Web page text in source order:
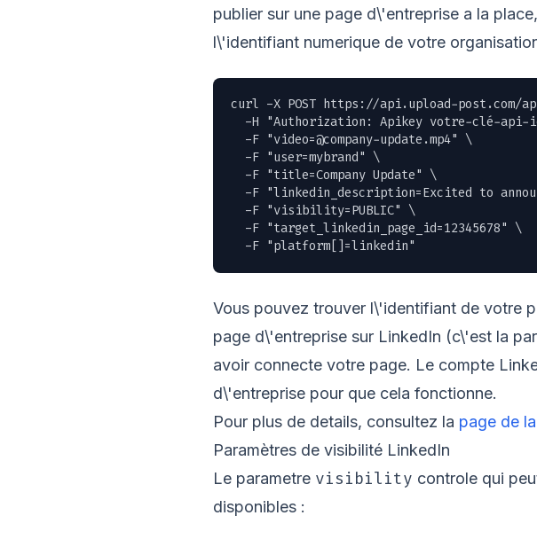
publier sur une page d\'entreprise a la
l\'identifiant numerique de votre
curl -X POST https://api.upload-post.com/
-H "Authorization: Apikey votre-clé-api-
  -F "
video=@company-update.mp4" \
  -F "user=mybrand" \
  -F "title=Company Update" \
-F "linkedin_description=Excited to
  -F "visibility=PUBLIC" \
  -F "target_linkedin_page_id=12345678" \
  -F "platform[]=linkedin"
Vous pouvez trouver l\'identifiant de votre
page d\'entreprise sur LinkedIn (c\'est la
avoir connecte votre page. Le compte
d\'entreprise pour que cela fonctionne.
Pour plus de details, consultez la page de
Paramètres de visibilité LinkedIn
Le parametre visibility controle qui
disponibles :